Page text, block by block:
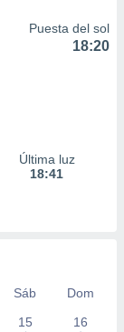
Puesta del sol
18:20
Última luz
18:41
Sáb
Dom
15 16